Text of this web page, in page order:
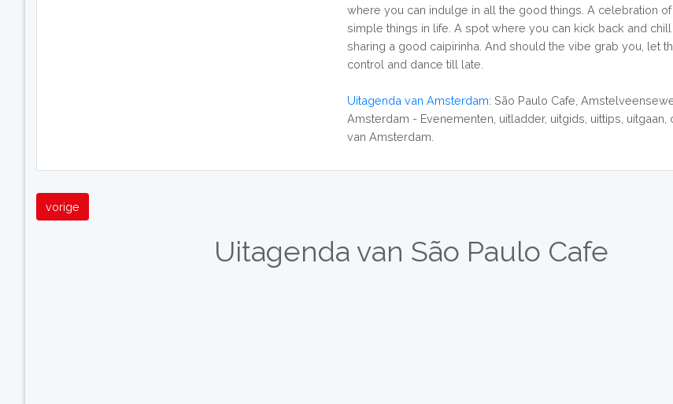
where you can indulge in all the good things. A celebration of
simple things in life. A spot where you can kick back and
sharing a good caipirinha. And should the vibe grab you, let
control and dance till late.
Uitagenda van Amsterdam: São Paulo Cafe,
Amsterdam - Evenementen, uitladder, uitgids, uittips, uitgaan,
van Amsterdam.
vorige
Uitagenda van São Paulo Cafe